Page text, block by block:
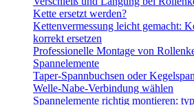
Kette ersetzt werden?
Kettenvermessung leicht gemacht:
korrekt ersetzen
Professionelle Montage von
Spannelemente
Taper-Spannbuchsen oder
Welle-Nabe-Verbindung wählen
Spannelemente richtig montieren: